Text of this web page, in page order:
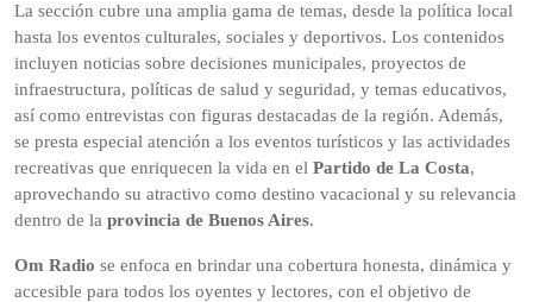
La sección cubre una amplia gama de temas, desde la política local
hasta los eventos culturales, sociales y deportivos. Los contenidos
incluyen noticias sobre decisiones municipales, proyectos de
infraestructura, políticas de salud y seguridad, y temas educativos,
así como entrevistas con figuras destacadas de la región. Además,
se presta especial atención a los eventos turísticos y las actividades
recreativas que enriquecen la vida en el Partido de La Costa,
aprovechando su atractivo como destino vacacional y su relevancia
dentro de la provincia de Buenos Aires.
Om Radio se enfoca en brindar una cobertura honesta, dinámica y
accesible para todos los oyentes y lectores, con el objetivo de